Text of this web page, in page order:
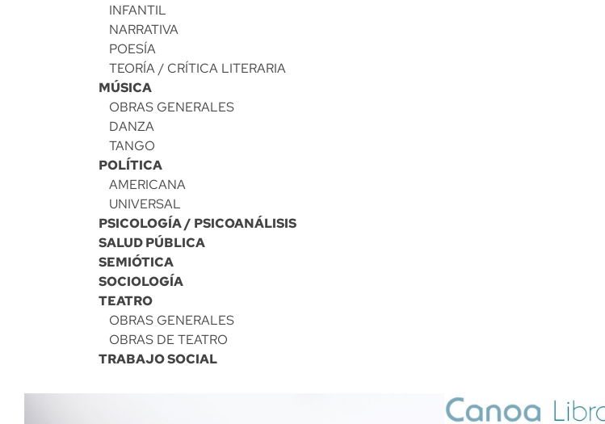
INFANTIL
NARRATIVA
POESÍA
TEORÍA / CRÍTICA LITERARIA
MÚSICA
OBRAS GENERALES
DANZA
TANGO
POLÍTICA
AMERICANA
UNIVERSAL
PSICOLOGÍA / PSICOANÁLISIS
SALUD PÚBLICA
SEMIÓTICA
SOCIOLOGÍA
TEATRO
OBRAS GENERALES
OBRAS DE TEATRO
TRABAJO SOCIAL